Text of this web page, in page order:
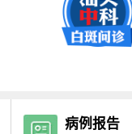
病例报告